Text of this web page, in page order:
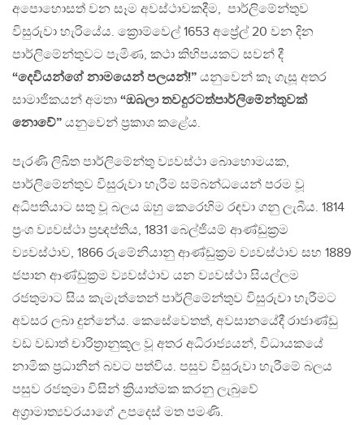
අපොහොසත් වන සෑම අවස්ථාවකදීම, පාර්ලිමේන්තුව
විසුරුවා හැරියේය. ක්‍රොම්වෙල් 1653 අප්‍රේල් 20 වන දින
පාර්ලිමේන්තුවට පැමිණ, කථා කිහිපයකට සවන් දී
“දෙවියන්ගේ නාමයෙන් පලයන්!” යනුවෙන් කෑ ගැසූ අතර
සාමාජිකයන් අමතා “ඔබලා තවදුරටත්පාර්ලිමේන්තුවක්
නොවේ” යනුවෙන් ප්‍රකාශ කළේය.
පැරණි ලිඛිත පාර්ලිමේන්තු ව්‍යවස්ථා බොහොමයක,
පාර්ලිමේන්තුව විසුරුවා හැරීම සම්බන්ධයෙන් පරම වූ
අධිපතියාට සතු වූ බලය ඔහු කෙරෙහිම රඳවා ගනු ලැබීය. 1814
ප්‍රංශ ව්‍යවස්ථා ප්‍රඥප්තිය, 1831 බෙල්ජියම් ආණ්ඩුක්‍රම
ව්‍යවස්ථාව, 1866 රුමේනියානු ආණ්ඩුක්‍රම ව්‍යවස්ථාව සහ 1889
ජපාන ආණ්ඩුක්‍රම ව්‍යවස්ථාව යන ව්‍යවස්ථා සියල්ලම
රජතුමාට සිය කැමැත්තෙන් පාර්ලිමේන්තුව විසුරුවා හැරීමට
අවසර ලබා දුන්නේය. කෙසේවෙතත්, අවසානයේදී රාජාණ්ඩු
වඩ වඩාත් චාරිත්‍රානුකූල වූ අතර අධිරාජ්‍යයන්, විධායකයේ
නාමික ප්‍රධානීන් බවට පත්විය. පසුව විසුරුවා හැරීමේ බලය
පසුව රජතුමා විසින් ක්‍රියාත්මක කරනු ලැබුවේ
අග්‍රාමාත්‍යවරයාගේ උපදෙස් මත පමණි.